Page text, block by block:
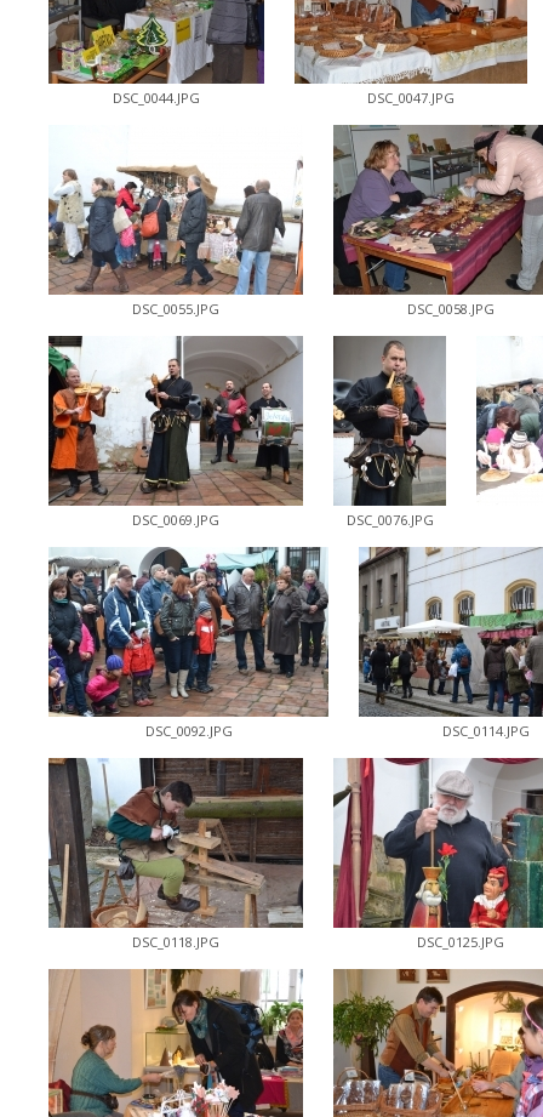
DSC_0044.JPG DSC_0047.JPG
DSC_0055.JPG DSC_0058.JPG
DSC_0069.JPG DSC_0076.JPG
DSC_0092.JPG DSC_0114.JPG
DSC_0118.JPG DSC_0125.JPG